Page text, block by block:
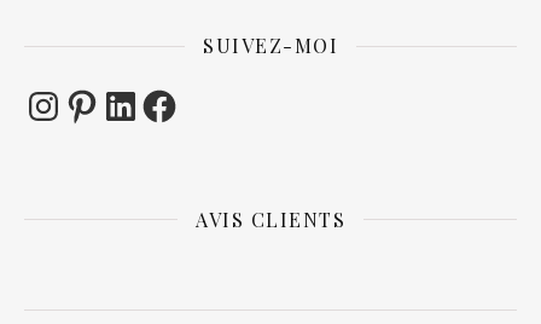
SUIVEZ-MOI
Instagram
PinterestLinkedInFacebook
AVIS CLIENTS